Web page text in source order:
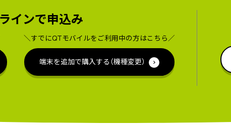
インで申込み
＼すでにQTモバイルをご利用中の方はこちら／
端末を追加で購入する（機種変更）